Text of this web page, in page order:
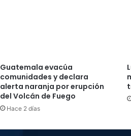
Guatemala evacúa
comunidades y declara
alerta naranja por erupción
del Volcán de Fuego
Hace 2 días